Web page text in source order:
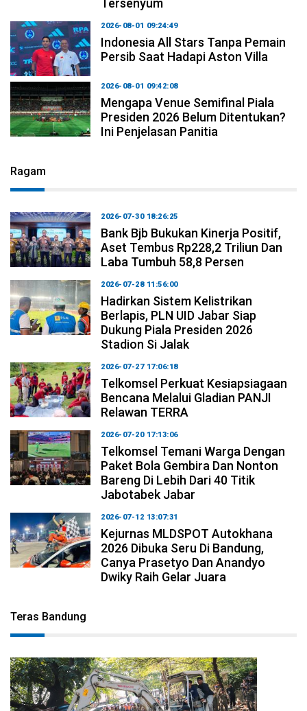
2026-08-01 09:24:49
Indonesia All Stars Tanpa Pemain
Persib Saat Hadapi Aston Villa
2026-08-01 09:42:08
Mengapa Venue Semifinal Piala
Presiden 2026 Belum Ditentukan?
Ini Penjelasan Panitia
Ragam
2026-07-30 18:26:25
Bank Bjb Bukukan Kinerja Positif,
Aset Tembus Rp228,2 Triliun Dan
Laba Tumbuh 58,8 Persen
2026-07-28 11:56:00
Hadirkan Sistem Kelistrikan
Berlapis, PLN UID Jabar Siap
Dukung Piala Presiden 2026
Stadion Si Jalak
2026-07-27 17:06:18
Telkomsel Perkuat Kesiapsiagaan
Bencana Melalui Gladian PANJI
Relawan TERRA
2026-07-20 17:13:06
Telkomsel Temani Warga Dengan
Paket Bola Gembira Dan Nonton
Bareng Di Lebih Dari 40 Titik
Jabotabek Jabar
2026-07-12 13:07:31
Kejurnas MLDSPOT Autokhana
2026 Dibuka Seru Di Bandung,
Canya Prasetyo Dan Anandyo
Dwiky Raih Gelar Juara
Teras Bandung